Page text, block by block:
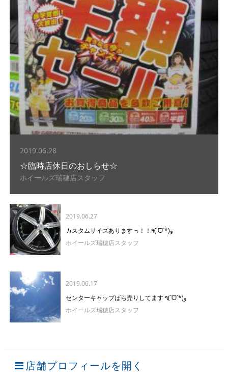
2019.06.28
☆臨時店休日のおしらせ☆
ホイールズ瑞穂店スタッフ
2019.06.27
カスタムサイズありますっ！！٩(ˊᗜˋ*)و
ホイールズ瑞穂店スタッフ
2019.06.17
センターキャップばら売りしてます ٩(ˊᗜˋ*)و
ホイールズ瑞穂店スタッフ
店舗プロフィールを開く